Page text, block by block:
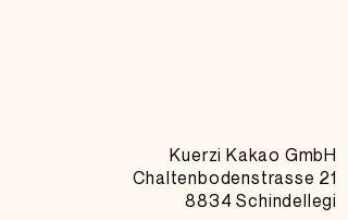
Kuerzi Kakao GmbH
Chaltenbodenstrasse 21
8834 Schindellegi